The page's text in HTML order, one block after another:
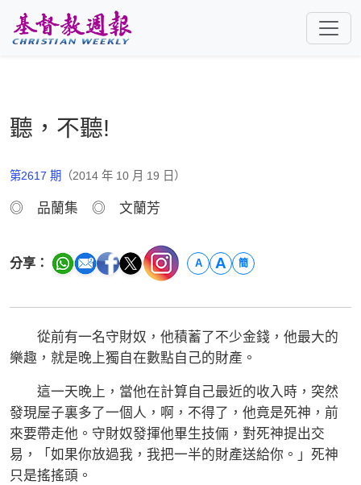
聽，不聽!
第2617 期 （2014 年 10 月 19 日）
◎ 品蘭集 ◎ 文蘭芳
分享： A A 簡
從前有一名守財奴，他積蓄了不少金錢，他最大的
樂趣，就是晚上獨自在數點自己的財產。
這一天晚上，當他在計算自己最近的收入時，突然
發現屋子裏多了一個人，啊，不得了，他竟是死神，前
來要帶走他。守財奴發揮他畢生技倆，對死神提出交
易，「如果你放過我，我把一半的財產送給你。」死神
只是搖搖頭。